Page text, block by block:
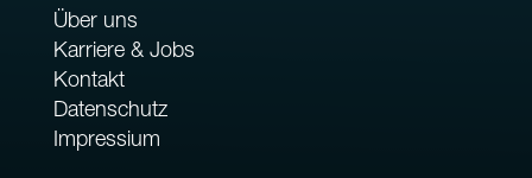
Über uns
Karriere & Jobs
Kontakt
Datenschutz
Impressium